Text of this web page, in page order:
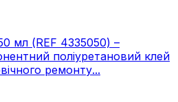
мл (REF 4335050) –
поліуретановий клей
ремонту...